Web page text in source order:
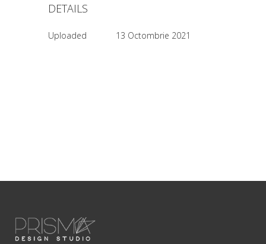
DETAILS
Uploaded 13 Octombrie 2021